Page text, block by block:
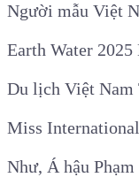
Người mẫu Việt
Earth Water
Du lịch Việt Nam
Miss
Như, Á hậu